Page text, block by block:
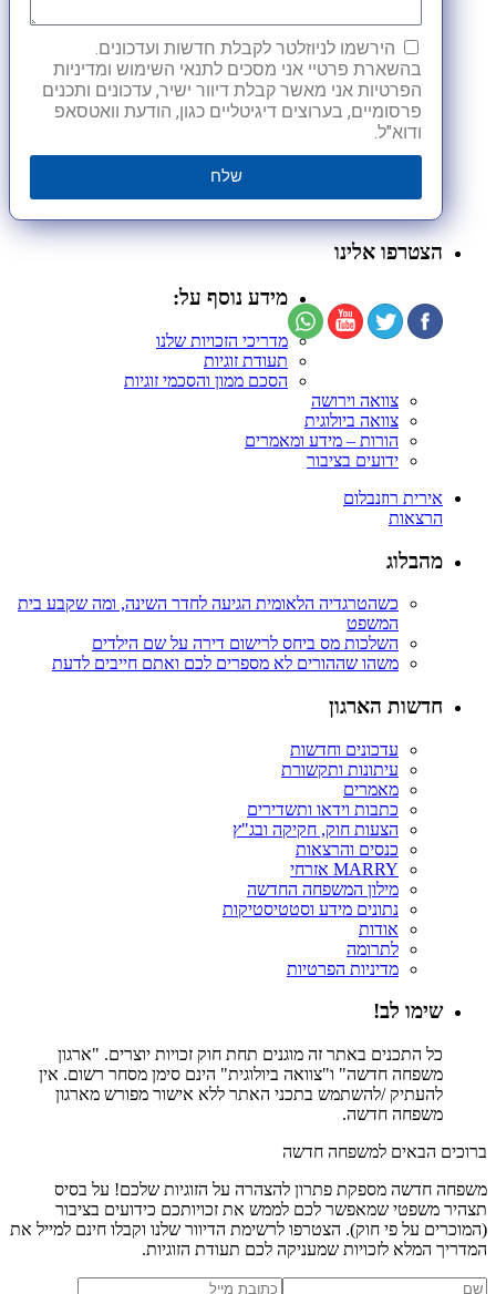
הירשמו לניוזלטר לקבלת חדשות ועדכונים.
בהשארת פרטיי אני מסכים לתנאי השימוש ומדיניות
הפרטיות אני מאשר קבלת דיוור ישיר, עדכונים ותכנים
פרסומיים, בערוצים דיגיטליים כגון, הודעת וואטסאפ
ודוא"ל.
שלח
הצטרפו אלינו
מידע נוסף על:
מדריכי הזכויות שלנו
תעודת זוגיות
הסכם ממון והסכמי זוגיות
צוואה וירושה
צוואה ביולוגית
הורות – מידע ומאמרים
ידועים בציבור
אירית רוזנבלום
הרצאות
מהבלוג
כשהטרגדיה הלאומית הגיעה לחדר השינה, ומה שקבע בית
המשפט
השלכות מס ביחס לרישום דירה על שם הילדים
משהו שההורים לא מספרים לכם ואתם חייבים לדעת
חדשות הארגון
עדכונים וחדשות
עיתונות ותקשורת
מאמרים
כתבות וידאו ותשדירים
הצעות חוק, חקיקה ובג"ץ
כנסים והרצאות
MARRY אזרחי
מילון המשפחה החדשה
נתונים מידע וסטטיסטיקות
אודות
לתרומה
מדיניות הפרטיות
שימו לב!
כל התכנים באתר זה מוגנים תחת חוק זכויות יוצרים. "ארגון
משפחה חדשה" ו"צוואה ביולוגית" הינם סימן מסחר רשום. אין
להעתיק /להשתמש בתכני האתר ללא אישור מפורש מארגון
משפחה חדשה.
ברוכים הבאים למשפחה חדשה
משפחה חדשה מספקת פתרון להצהרה על הזוגיות שלכם! על בסיס
תצהיר משפטי שמאפשר לכם לממש את זכויותכם כידועים בציבור
(המוכרים על פי חוק). הצטרפו לרשימת הדיוור שלנו וקבלו חינם למייל את
המדריך המלא לזכויות שמעניקה לכם תעודת הזוגיות.